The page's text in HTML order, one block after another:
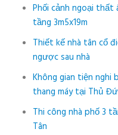
Phối cảnh ngoại
tầng 3m5x19m
Thiết kế nhà tân cổ
ngược sau nhà
Không gian tiện nghi
thang máy tại Thủ
Thi công nhà phố 3
Tân